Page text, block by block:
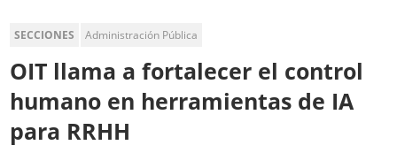
SECCIONES Administración Pública
OIT llama a fortalecer el control
humano en herramientas de IA
para RRHH